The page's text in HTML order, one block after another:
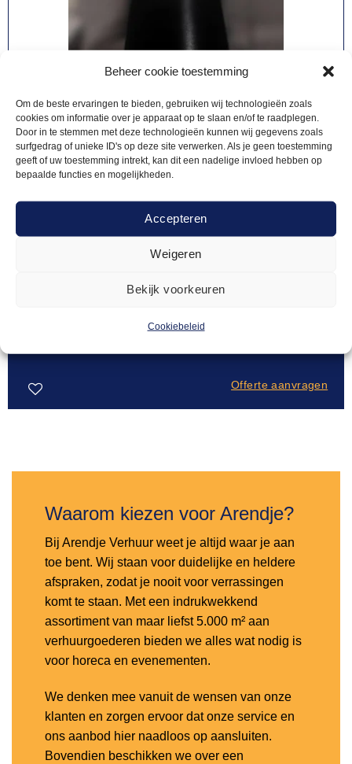
Beheer cookie toestemming
Om de beste ervaringen te bieden, gebruiken wij technologieën zoals
cookies om informatie over je apparaat op te slaan en/of te raadplegen.
Door in te stemmen met deze technologieën kunnen wij gegevens zoals
surfgedrag of unieke ID's op deze site verwerken. Als je geen toestemming
geeft of uw toestemming intrekt, kan dit een nadelige invloed hebben op
bepaalde functies en mogelijkheden.
Accepteren
Weigeren
Bekijk voorkeuren
Cookiebeleid
Offerte aanvragen
Waarom kiezen voor Arendje?
Bij Arendje Verhuur weet je altijd waar je aan
toe bent. Wij staan voor duidelijke en heldere
afspraken, zodat je nooit voor verrassingen
komt te staan. Met een indrukwekkend
assortiment van maar liefst 5.000 m² aan
verhuurgoederen bieden we alles wat nodig is
voor horeca en evenementen.
We denken mee vanuit de wensen van onze
klanten en zorgen ervoor dat onze service en
ons aanbod hier naadloos op aansluiten.
Bovendien beschikken we over een